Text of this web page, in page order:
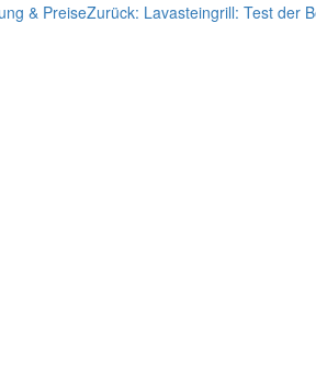
& PreiseZurück: Lavasteingrill: Test der